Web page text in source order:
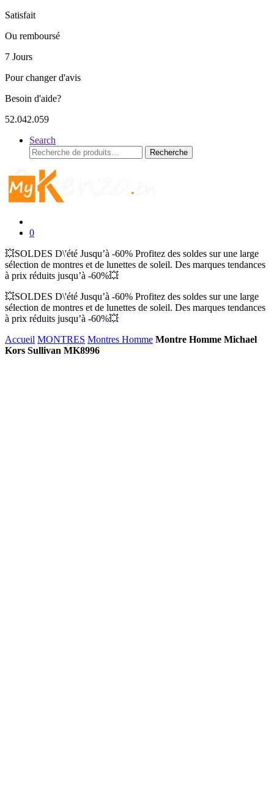
Satisfait
Ou remboursé
7 Jours
Pour changer d'avis
Besoin d'aide?
52.042.059
Search
Recherche
pour :
Recherche
0
💥SOLDES D\'été Jusqu’à -60% Profitez des soldes sur une large
sélection de montres et de lunettes de soleil. Des marques tendances
à prix réduits jusqu’à -60%💥
💥SOLDES D\'été Jusqu’à -60% Profitez des soldes sur une large
sélection de montres et de lunettes de soleil. Des marques tendances
à prix réduits jusqu’à -60%💥
Accueil MONTRES Montres Homme Montre Homme Michael
Kors Sullivan MK8996